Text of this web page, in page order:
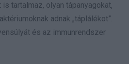
tartalmaz, olyan tápanyagokat,
adnak „táplálékot”.
és az immunrendszer